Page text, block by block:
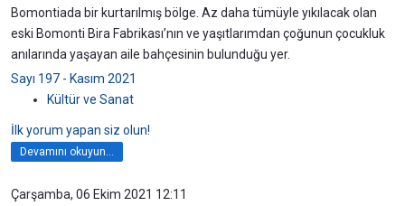
Bomontiada bir kurtarılmış bölge. Az daha tümüyle yıkılacak olan
eski Bomonti Bira Fabrikası’nın ve yaşıtlarımdan çoğunun çocukluk
anılarında yaşayan aile bahçesinin bulunduğu yer.
Sayı 197 - Kasım 2021
Kültür ve Sanat
İlk yorum yapan siz olun!
Devamını okuyun...
Çarşamba, 06 Ekim 2021 12:11